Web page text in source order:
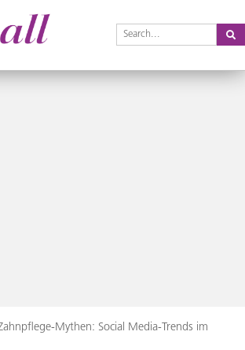
Magazin
Mythen: Social Media-Trends im